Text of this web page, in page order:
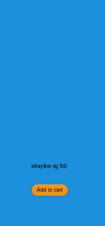
strayline rig 5/0
Add to cart